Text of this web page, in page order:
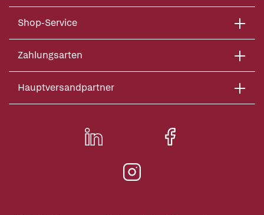
Shop-Service
Zahlungsarten
Hauptversandpartner